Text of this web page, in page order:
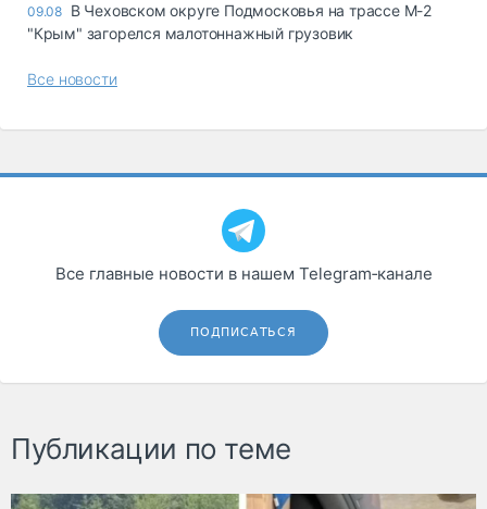
09.08 В Чеховском округе Подмосковья на трассе М-2
"Крым" загорелся малотоннажный грузовик
Все новости
Все главные новости в нашем Telegram‑канале
ПОДПИСАТЬСЯ
Публикации по теме